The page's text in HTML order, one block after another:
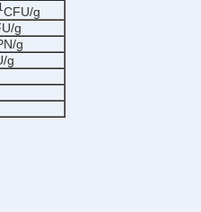
CFU/g
g
g
g